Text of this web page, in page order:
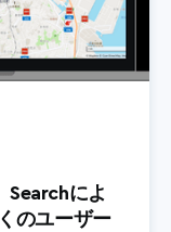
Searchによ
のユーザー